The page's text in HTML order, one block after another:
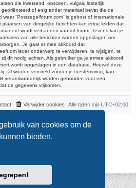
van cookies om de
bieden.
die kwetsend, obsceen, vulgair, lasterlijk,
of enig ander materiaal bevat die de
“Postzegelforum.com” is gehost of internationale
van dergelijke berichten kan ertoe leiden dat
wordt verbannen van dit forum. Tevens kan je
van alle berichten worden opgeslagen om
Je gaat er mee akkoord dat
om ieder onderwerp te verwijderen, te wijzigen, te
dit nodig achten. Als gebruiker ga je ermee akkoord,
wordt opgeslagen in een database. Hoewel deze
zal worden verstrekt zónder je toestemming, kan
verantwoordelijk worden gehouden voor een
de gegevens vrijkomen.
Alle tijden zijn UTC+02:00
Verwijder cookies
Author:Brad Veryard
to 3.3.x by MannixMD
* Style version: 3.4.0